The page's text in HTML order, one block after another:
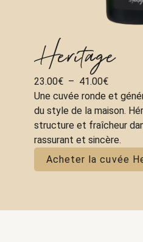
Heritage
23.00€ – 41.00€Plage
de
prix :
23.00€
à
41.00€
Une cuvée ronde et
du style de la maison.
structure et fraîcheur
rassurant et sincère.
Acheter la cuvée